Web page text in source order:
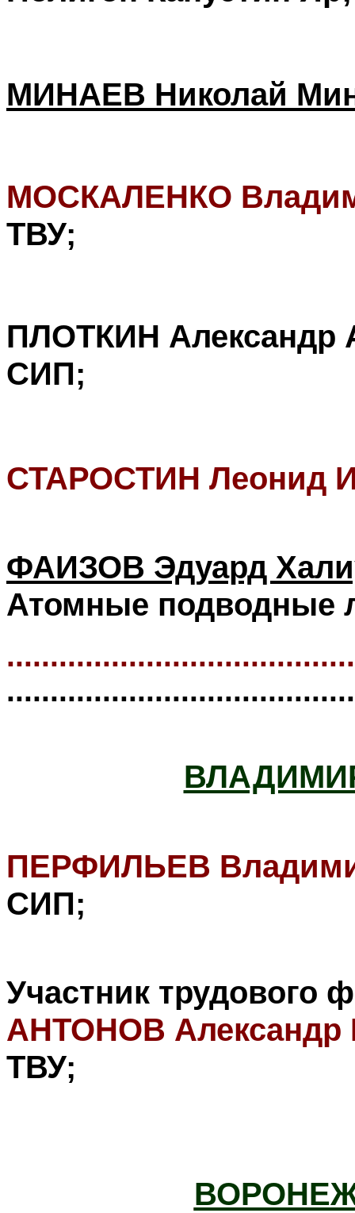
МИНАЕВ Николай
МОСКАЛЕНКО
ТВУ;
ПЛОТКИН Александр
СИП;
СТАРОСТИН Леонид
ФАИЗОВ Эдуард
Атомные подводные
ПЕРФИЛЬЕВ
СИП;
Участник трудового
АНТОНОВ Александр
ТВУ;